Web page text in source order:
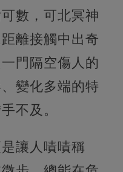
數，可北冥神
離接觸中出奇
門隔空傷人的
變化多端的特
不及。
讓人嘖嘖稱